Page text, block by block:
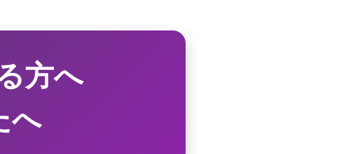
方へ
へ